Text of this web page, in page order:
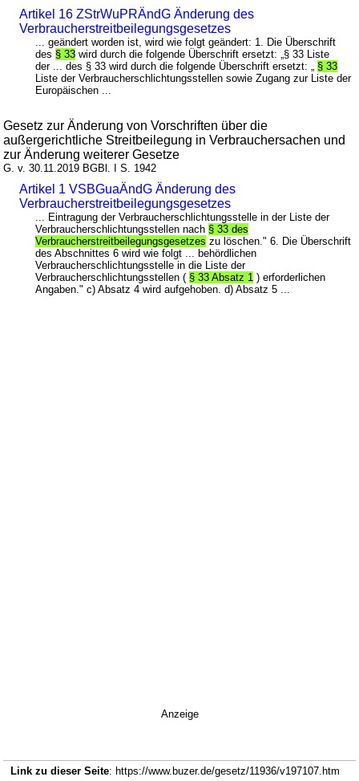
Artikel 16 ZStrWuPRÄndG Änderung des
Verbraucherstreitbeilegungsgesetzes
... geändert worden ist, wird wie folgt geändert: 1. Die Überschrift
des § 33 wird durch die folgende Überschrift ersetzt: „§ 33 Liste
der ... des § 33 wird durch die folgende Überschrift ersetzt: „ § 33
Liste der Verbraucherschlichtungsstellen sowie Zugang zur Liste der
Europäischen ...
Gesetz zur Änderung von Vorschriften über die
außergerichtliche Streitbeilegung in Verbrauchersachen und
zur Änderung weiterer Gesetze
G. v. 30.11.2019 BGBl. I S. 1942
Artikel 1 VSBGuaÄndG Änderung des
Verbraucherstreitbeilegungsgesetzes
... Eintragung der Verbraucherschlichtungsstelle in der Liste der
Verbraucherschlichtungsstellen nach § 33 des
Verbraucherstreitbeilegungsgesetzes zu löschen." 6. Die Überschrift
des Abschnittes 6 wird wie folgt ... behördlichen
Verbraucherschlichtungsstelle in die Liste der
Verbraucherschlichtungsstellen ( § 33 Absatz 1 ) erforderlichen
Angaben." c) Absatz 4 wird aufgehoben. d) Absatz 5 ...
Anzeige
Link zu dieser Seite: https://www.buzer.de/gesetz/11936/v197107.htm